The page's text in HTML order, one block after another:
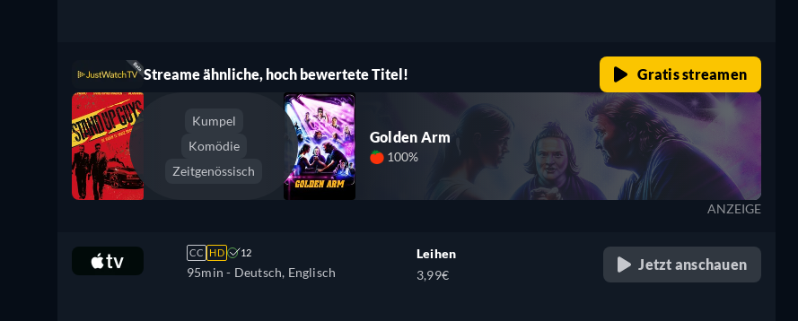
Streame ähnliche, hoch bewertete Titel! Gratis streamen
Kumpel
Komödie
Zeitgenössisch
Golden Arm
100%
ANZEIGE
CC HD 12
95min - Deutsch, Englisch
Leihen
3,99€
Jetzt anschauen